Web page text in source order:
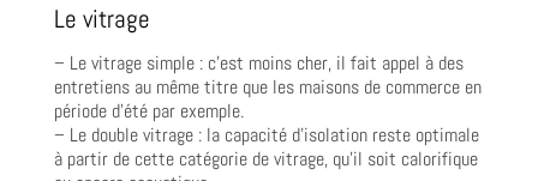
Le vitrage
– Le vitrage simple : c’est moins cher, il fait appel à des
entretiens au même titre que les maisons de commerce en
période d’été par exemple.
– Le double vitrage : la capacité d’isolation reste optimale
à partir de cette catégorie de vitrage, qu’il soit calorifique